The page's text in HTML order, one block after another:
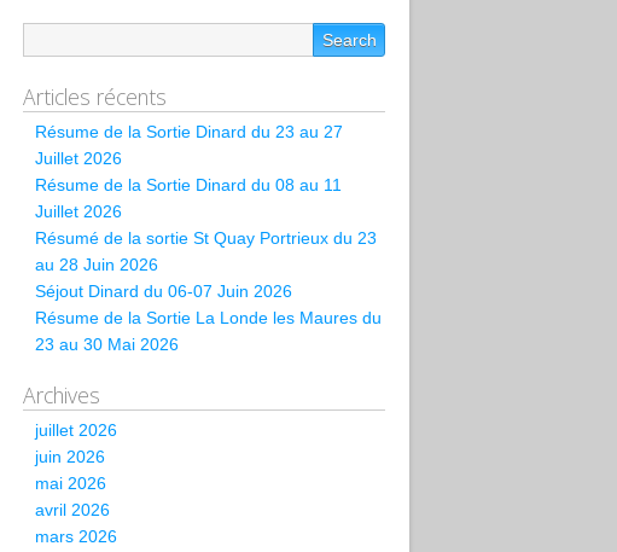
Articles récents
Résume de la Sortie Dinard du 23 au 27
Juillet 2026
Résume de la Sortie Dinard du 08 au 11
Juillet 2026
Résumé de la sortie St Quay Portrieux du 23
au 28 Juin 2026
Séjout Dinard du 06-07 Juin 2026
Résume de la Sortie La Londe les Maures du
23 au 30 Mai 2026
Archives
juillet 2026
juin 2026
mai 2026
avril 2026
mars 2026